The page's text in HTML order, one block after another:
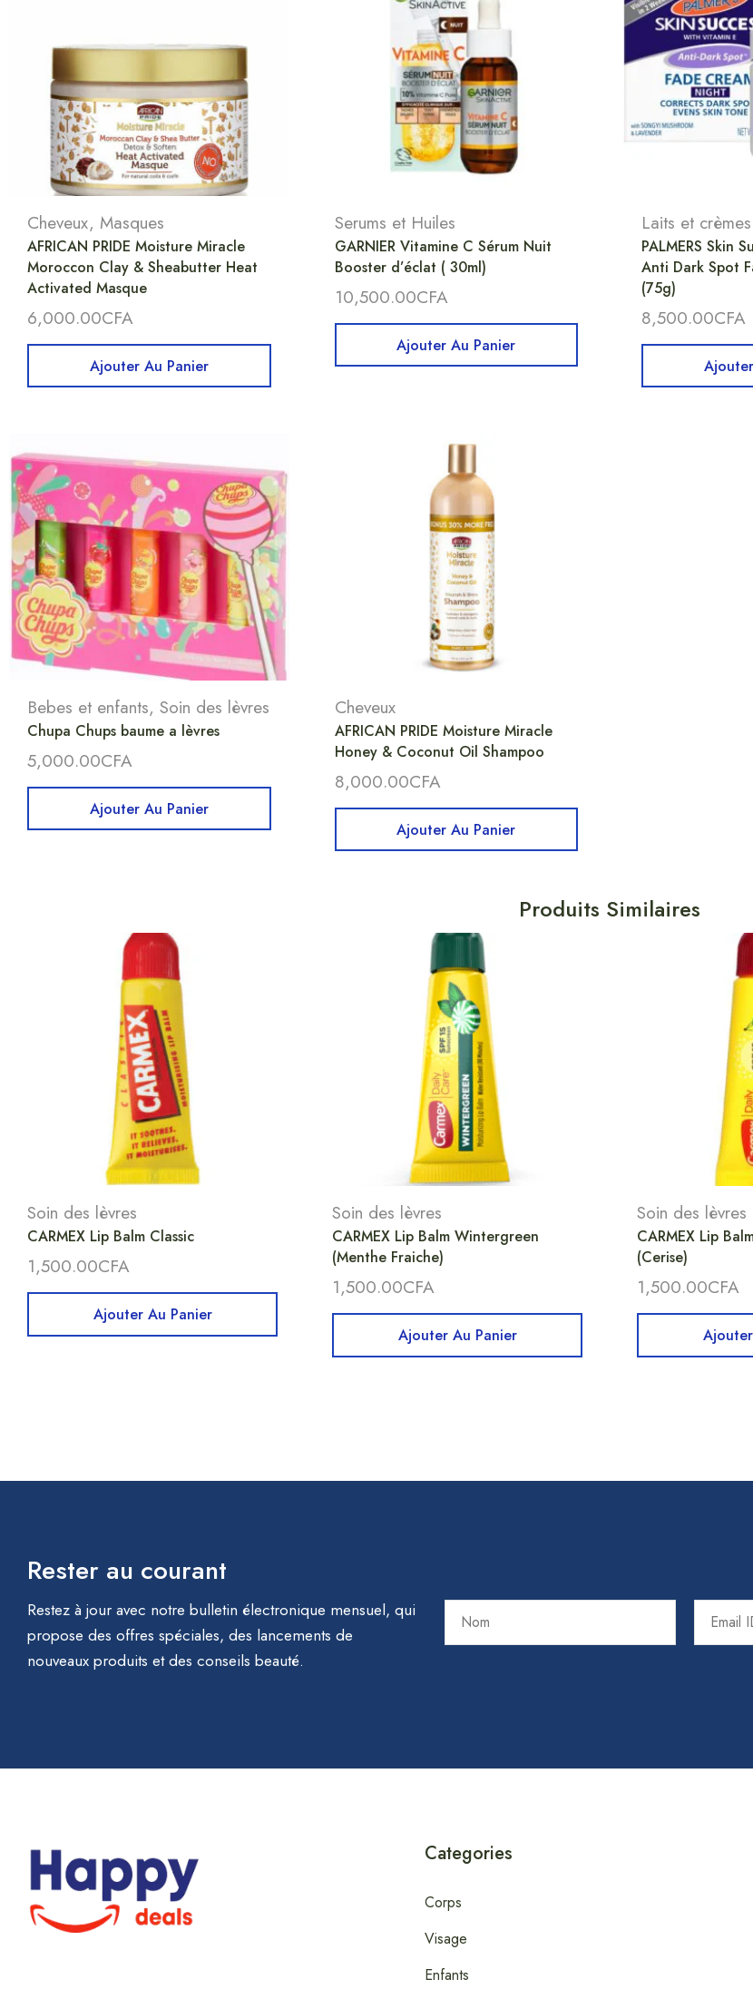
Cheveux, Masques
AFRICAN PRIDE Moisture Miracle
Moroccon Clay & Sheabutter Heat
Activated Masque
6,000.00CFA
Ajouter Au Panier
Serums et Huiles
GARNIER Vitamine C Sérum Nuit
Booster d’éclat ( 30ml)
10,500.00CFA
Ajouter Au Panier
Laits et crèmes
PALMERS Skin
Anti Dark Spot
(75g)
8,500.00CFA
Bebes et enfants, Soin des lèvres
Chupa Chups baume a lèvres
5,000.00CFA
Ajouter Au Panier
Cheveux
AFRICAN PRIDE Moisture Miracle
Honey & Coconut Oil Shampoo
8,000.00CFA
Ajouter Au Panier
Produits Similaires
Soin des lèvres
CARMEX Lip Balm Classic
1,500.00CFA
Ajouter Au Panier
Soin des lèvres
CARMEX Lip Balm Wintergreen
(Menthe Fraiche)
1,500.00CFA
Ajouter Au Panier
Soin des lèvres
CARMEX Lip
(Cerise)
1,500.00CFA
Rester au courant
Restez à jour avec notre bulletin électronique mensuel, qui
propose des offres spéciales, des lancements de
nouveaux produits et des conseils beauté.
Categories
Corps
Visage
Enfants